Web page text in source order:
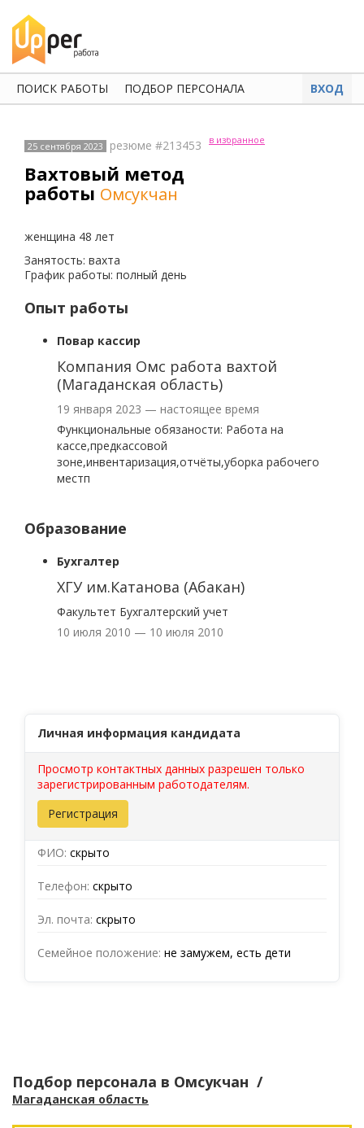
ПОИСК РАБОТЫ ПОДБОР ПЕРСОНАЛА ВХОД
25 сентября 2023 резюме #213453 в избранное
Вахтовый метод
работы Омсукчан
женщина 48 лет
Занятость: вахта
График работы: полный день
Опыт работы
Повар кассир
Компания Омс работа вахтой
(Магаданская область)
19 января 2023 — настоящее время
Функциональные обязаности: Работа на
кассе,предкассовой
зоне,инвентаризация,отчёты,уборка рабочего
местп
Образование
Бухгалтер
ХГУ им.Катанова (Абакан)
Факультет Бухгалтерский учет
10 июля 2010 — 10 июля 2010
Личная информация кандидата
Просмотр контактных данных разрешен только
зарегистрированным работодателям.
Регистрация
ФИО: скрыто
Телефон: скрыто
Эл. почта: скрыто
Семейное положение: не замужем, есть дети
Подбор персонала в Омсукчан /
Магаданская область